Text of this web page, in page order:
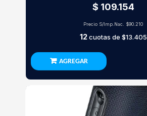
$ 109.154
Precio S/Imp.Nac. $90.210
12cuotas de $13.405
AGREGAR